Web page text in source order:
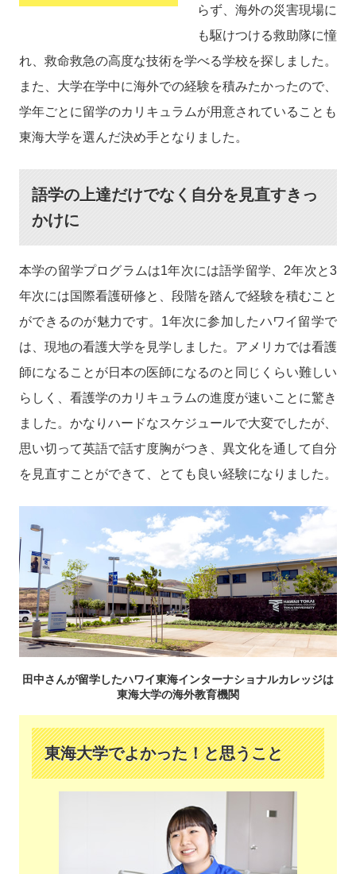
らず、海外の災害現場に
も駆けつける救助隊に憧
れ、救命救急の高度な技術を学べる学校を探しました。
また、大学在学中に海外での経験を積みたかったので、
学年ごとに留学のカリキュラムが用意されていることも
東海大学を選んだ決め手となりました。
語学の上達だけでなく自分を見直すきっ
かけに
本学の留学プログラムは1年次には語学留学、2年次と3
年次には国際看護研修と、段階を踏んで経験を積むこと
ができるのが魅力です。1年次に参加したハワイ留学で
は、現地の看護大学を見学しました。アメリカでは看護
師になることが日本の医師になるのと同じくらい難しい
らしく、看護学のカリキュラムの進度が速いことに驚き
ました。かなりハードなスケジュールで大変でしたが、
思い切って英語で話す度胸がつき、異文化を通して自分
を見直すことができて、とても良い経験になりました。
田中さんが留学したハワイ東海インターナショナルカレッジは
東海大学の海外教育機関
東海大学でよかった！と思うこと